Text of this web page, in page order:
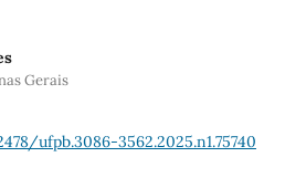
Gerais
ufpb.3086-3562.2025.n1.75740